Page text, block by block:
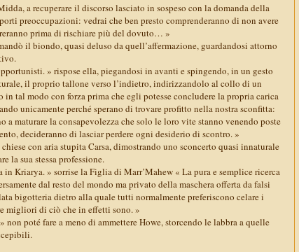
a recuperare il discorso lasciato in sospeso con la domanda della
preoccupazioni: vedrai che ben presto comprenderanno di non avere
prima di rischiare più del dovuto… »
il biondo, quasi deluso da quell’affermazione, guardandosi attorno
» rispose ella, piegandosi in avanti e spingendo, in un gesto
il proprio tallone verso l’indietro, indirizzandolo al collo di un
tal modo con forza prima che egli potesse concludere la propria carica
unicamente perché sperano di trovare profitto nella nostra sconfitta:
a maturare la consapevolezza che solo le loro vite stanno venendo poste
decideranno di lasciar perdere ogni desiderio di scontro. »
con aria stupita Carsa, dimostrando uno sconcerto quasi innaturale
la sua stessa professione.
in Kriarya. » sorrise la Figlia di Marr’Mahew « La pura e semplice ricerca
dal resto del mondo ma privato della maschera offerta da falsi
bigotteria dietro alla quale tutti normalmente preferiscono celare i
migliori di ciò che in effetti sono. »
poté fare a meno di ammettere Howe, storcendo le labbra a quelle